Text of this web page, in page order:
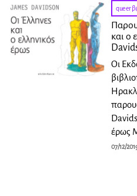
queer
και ο
Οι
έρως
07/12/